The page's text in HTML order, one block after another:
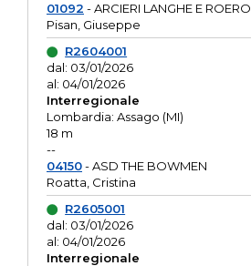
01092 - ARCIERI LANGHE E ROERO
Pisan, Giuseppe
R2604001
dal: 03/01/2026
al: 04/01/2026
Interregionale
Lombardia: Assago (MI)
18 m
--
04150- ASD THE BOWMEN
Roatta, Cristina
R2605001
dal: 03/01/2026
al: 04/01/2026
Interregionale